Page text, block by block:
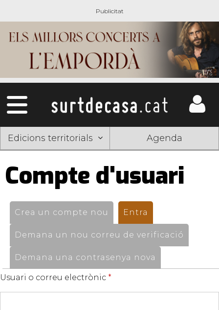
Edicions territorials Agenda
Compte d'usuari
Pestanyes
primàries
Crea un compte nou Entra
Demana un nou correu de verificació
Demana una contrasenya nova
Usuari o correu electrònic *